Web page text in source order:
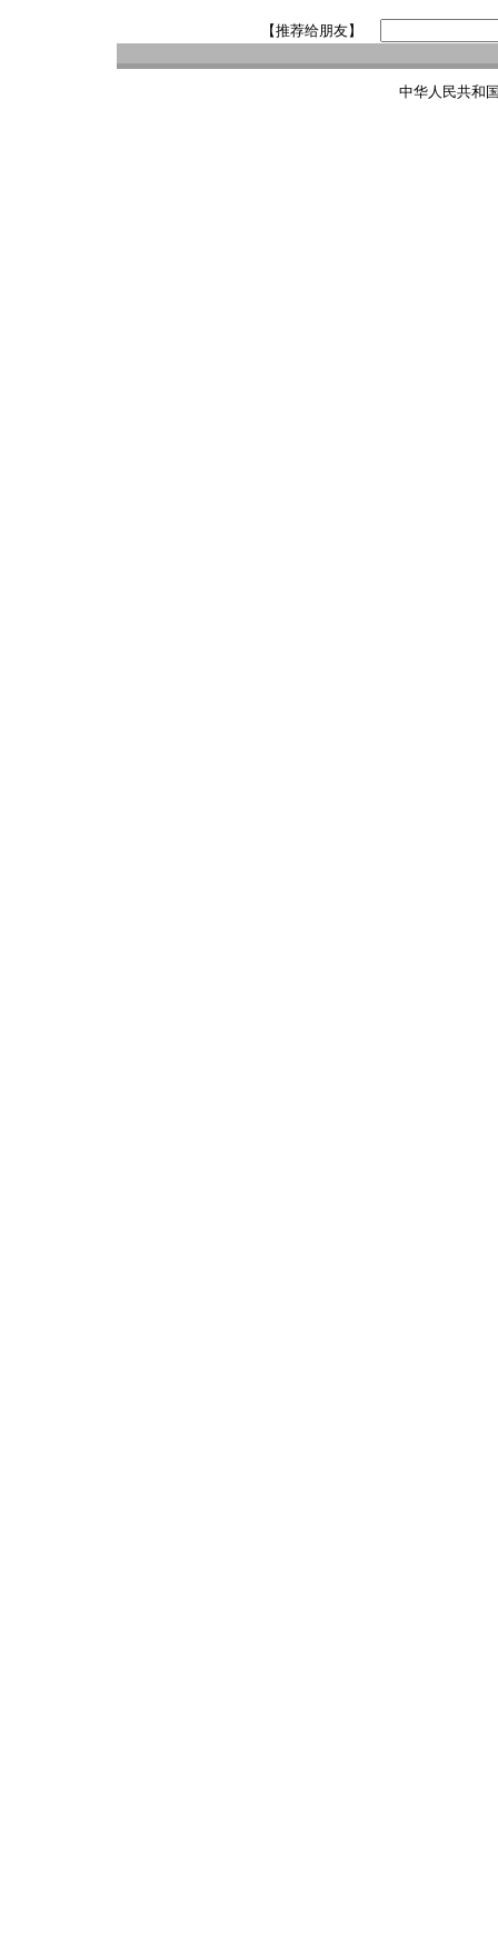
【推荐给朋友】
中华人民共和